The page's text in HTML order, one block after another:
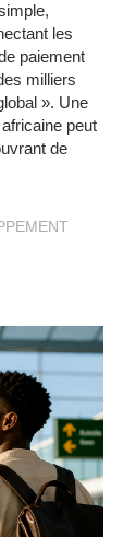
les
paiement
milliers
». Une
peut
de